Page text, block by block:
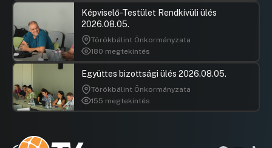
Képviselő-Testület Rendkívüli ülés
2026.08.05.
Törökbálint Önkormányzata
180 megtekintés
Együttes bizottsági ülés 2026.08.05.
Törökbálint Önkormányzata
155 megtekintés